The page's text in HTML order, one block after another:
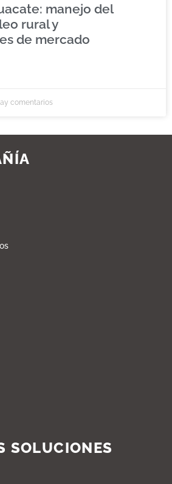
manejo del
rural y
de mercado
comentarios
SOLUCIONES